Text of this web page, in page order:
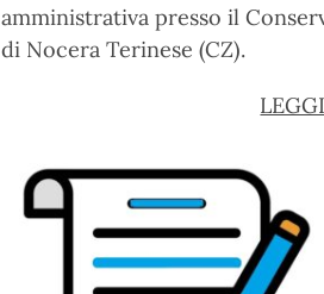
amministrativa presso il
di Nocera Terinese (CZ).